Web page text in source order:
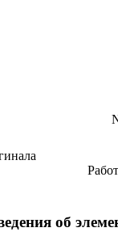
об